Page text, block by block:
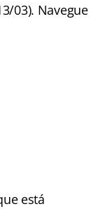
03). Navegue
está